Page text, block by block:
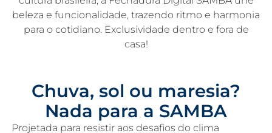
beleza e funcionalidade, trazendo ritmo e harmonia
para o cotidiano. Exclusividade dentro e fora de
casa!
Chuva, sol ou maresia?
Nada para a SAMBA
Projetada para resistir aos desafios do clima